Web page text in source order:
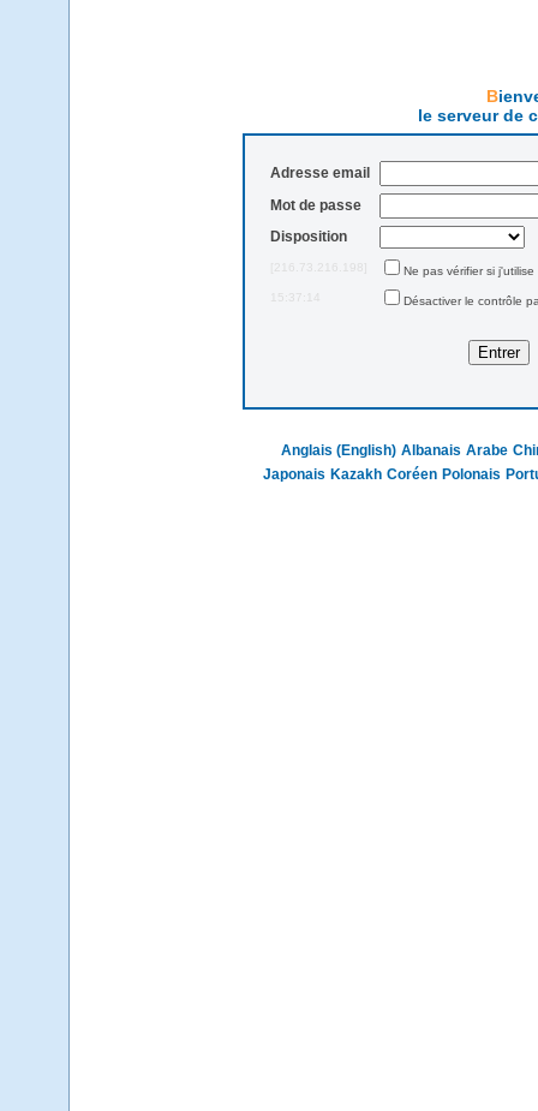
le serveur de
Adresse email
Mot de passe
Disposition
[216.73.216.198]
Ne pas vérifier si
15:37:14
Désactiver le contrôle
Anglais (English) Albanais Arabe
Japonais Kazakh Coréen Polonais